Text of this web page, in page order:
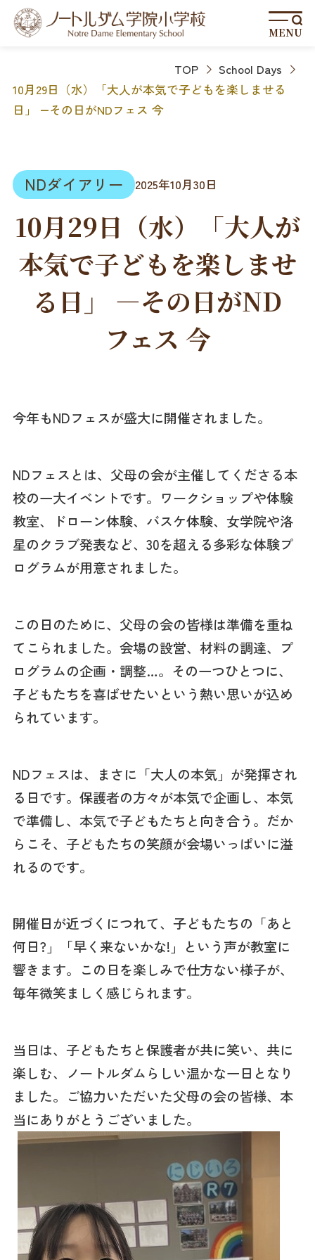
MENU
TOP
School Days
10月29日（水）「大人が本気で子どもを楽しませる
日」 ―その日がNDフェス 今
NDダイアリー 2025年10月30日
10月29日（水）「大人が
本気で子どもを楽しませ
る日」 ―その日がND
フェス 今
今年もNDフェスが盛大に開催されました。
NDフェスとは、父母の会が主催してくださる本
校の一大イベントです。ワークショップや体験
教室、ドローン体験、バスケ体験、女学院や洛
星のクラブ発表など、30を超える多彩な体験プ
ログラムが用意されました。
この日のために、父母の会の皆様は準備を重ね
てこられました。会場の設営、材料の調達、プ
ログラムの企画・調整…。その一つひとつに、
子どもたちを喜ばせたいという熱い思いが込め
られています。
NDフェスは、まさに「大人の本気」が発揮され
る日です。保護者の方々が本気で企画し、本気
で準備し、本気で子どもたちと向き合う。だか
らこそ、子どもたちの笑顔が会場いっぱいに溢
れるのです。
開催日が近づくにつれて、子どもたちの「あと
何日?」「早く来ないかな!」という声が教室に
響きます。この日を楽しみで仕方ない様子が、
毎年微笑ましく感じられます。
当日は、子どもたちと保護者が共に笑い、共に
楽しむ、ノートルダムらしい温かな一日となり
ました。ご協力いただいた父母の会の皆様、本
当にありがとうございました。